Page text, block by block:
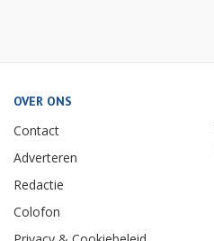
OVER ONS
Contact
Adverteren
Redactie
Colofon